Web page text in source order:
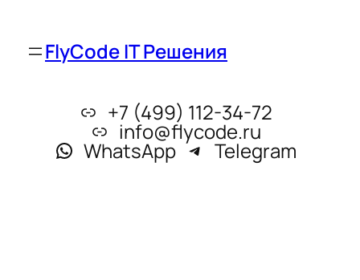
FlyCode IT Решения
+7 (499) 112-34-72
info@flycode.ru
WhatsApp Telegram